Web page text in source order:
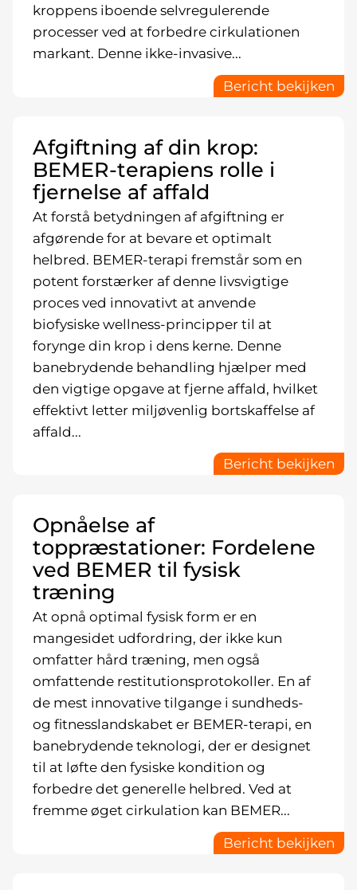
kroppens iboende selvregulerende
processer ved at forbedre cirkulationen
markant. Denne ikke-invasive...
Bericht bekijken
Afgiftning af din krop:
BEMER-terapiens rolle i
fjernelse af affald
At forstå betydningen af afgiftning er
afgørende for at bevare et optimalt
helbred. BEMER-terapi fremstår som en
potent forstærker af denne livsvigtige
proces ved innovativt at anvende
biofysiske wellness-principper til at
forynge din krop i dens kerne. Denne
banebrydende behandling hjælper med
den vigtige opgave at fjerne affald, hvilket
effektivt letter miljøvenlig bortskaffelse af
affald...
Bericht bekijken
Opnåelse af
toppræstationer: Fordelene
ved BEMER til fysisk
træning
At opnå optimal fysisk form er en
mangesidet udfordring, der ikke kun
omfatter hård træning, men også
omfattende restitutionsprotokoller. En af
de mest innovative tilgange i sundheds-
og fitnesslandskabet er BEMER-terapi, en
banebrydende teknologi, der er designet
til at løfte den fysiske kondition og
forbedre det generelle helbred. Ved at
fremme øget cirkulation kan BEMER...
Bericht bekijken